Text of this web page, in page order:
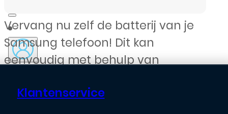
Klantenservice
Vervang nu zelf de batterij van je
Samsung telefoon! Dit kan
eenvoudig met behulp van